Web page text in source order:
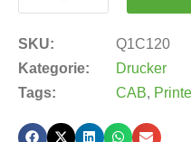
SKU:
Q1C120
Kategorie:
Drucker
Tags:
CAB,